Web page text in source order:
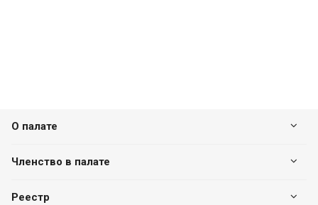
О палате
Членство в палате
Реестр